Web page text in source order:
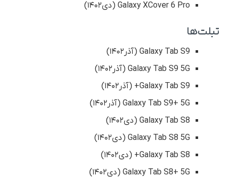
Galaxy XCover 6 Pro (دی۱۴۰۲)
تبلت‌ها
Galaxy Tab S9 (آذر۱۴۰۲)
Galaxy Tab S9 5G (آذر۱۴۰۲)
Galaxy Tab S9+ (آذر۱۴۰۲)
Galaxy Tab S9+ 5G (آذر۱۴۰۲)
Galaxy Tab S8 (دی۱۴۰۲)
Galaxy Tab S8 5G (دی۱۴۰۲)
Galaxy Tab S8+ (دی۱۴۰۲)
Galaxy Tab S8+ 5G (دی۱۴۰۲)